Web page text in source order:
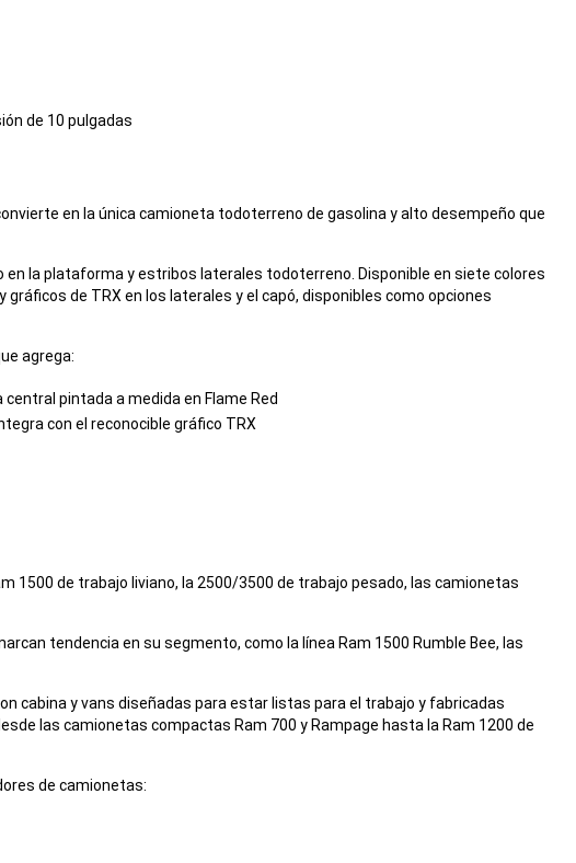
de 10 pulgadas
en la única camioneta todoterreno de gasolina y alto desempeño que
la plataforma y estribos laterales todoterreno. Disponible en siete colores
de TRX en los laterales y el capó, disponibles como opciones
agrega:
pintada a medida en Flame Red
con el reconocible gráfico TRX
1500 de trabajo liviano, la 2500/3500 de trabajo pesado, las camionetas
tendencia en su segmento, como la línea Ram 1500 Rumble Bee, las
cabina y vans diseñadas para estar listas para el trabajo y fabricadas
las camionetas compactas Ram 700 y Rampage hasta la Ram 1200 de
de camionetas: